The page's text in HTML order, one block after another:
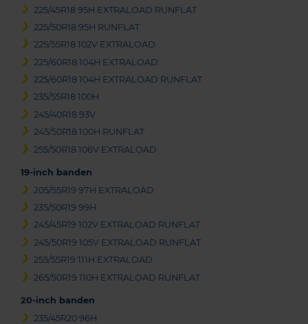
225/45R18 95H EXTRALOAD RUNFLAT
225/50R18 95H RUNFLAT
225/55R18 102V EXTRALOAD
225/60R18 104H EXTRALOAD
225/60R18 104H EXTRALOAD RUNFLAT
235/55R18 100H
245/40R18 93V
245/50R18 100H RUNFLAT
255/50R18 106V EXTRALOAD
19-inch banden
205/55R19 97H EXTRALOAD
235/50R19 99H
245/45R19 102V EXTRALOAD RUNFLAT
245/50R19 105V EXTRALOAD RUNFLAT
255/55R19 111H EXTRALOAD
265/50R19 110H EXTRALOAD RUNFLAT
20-inch banden
235/45R20 96H